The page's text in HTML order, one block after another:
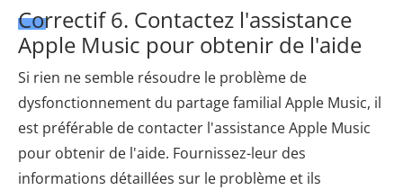
Correctif 6. Contactez l'assistance
Apple Music pour obtenir de l'aide
Si rien ne semble résoudre le problème de
dysfonctionnement du partage familial Apple Music, il
est préférable de contacter l'assistance Apple Music
pour obtenir de l'aide. Fournissez-leur des
informations détaillées sur le problème et ils